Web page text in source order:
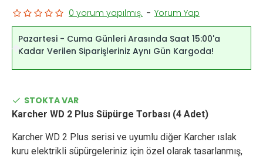
Pazartesi - Cuma Günleri Arasında Saat 15:00'a
Kadar Verilen Siparişleriniz Aynı Gün Kargoda!
STOKTA VAR
0 yorum yapılmış. - Yorum Yap
Karcher WD 2 Plus Süpürge Torbası (4 Adet)
Karcher WD 2 Plus serisi ve uyumlu diğer Karcher ıslak
kuru elektrikli süpürgeleriniz için özel olarak tasarlanmış,